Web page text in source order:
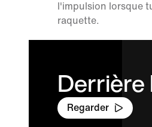
l'impulsion lorsque
raquette.
Derrière
Regarder